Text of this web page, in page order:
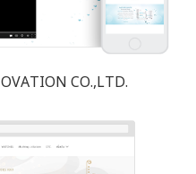
CO.,LTD.